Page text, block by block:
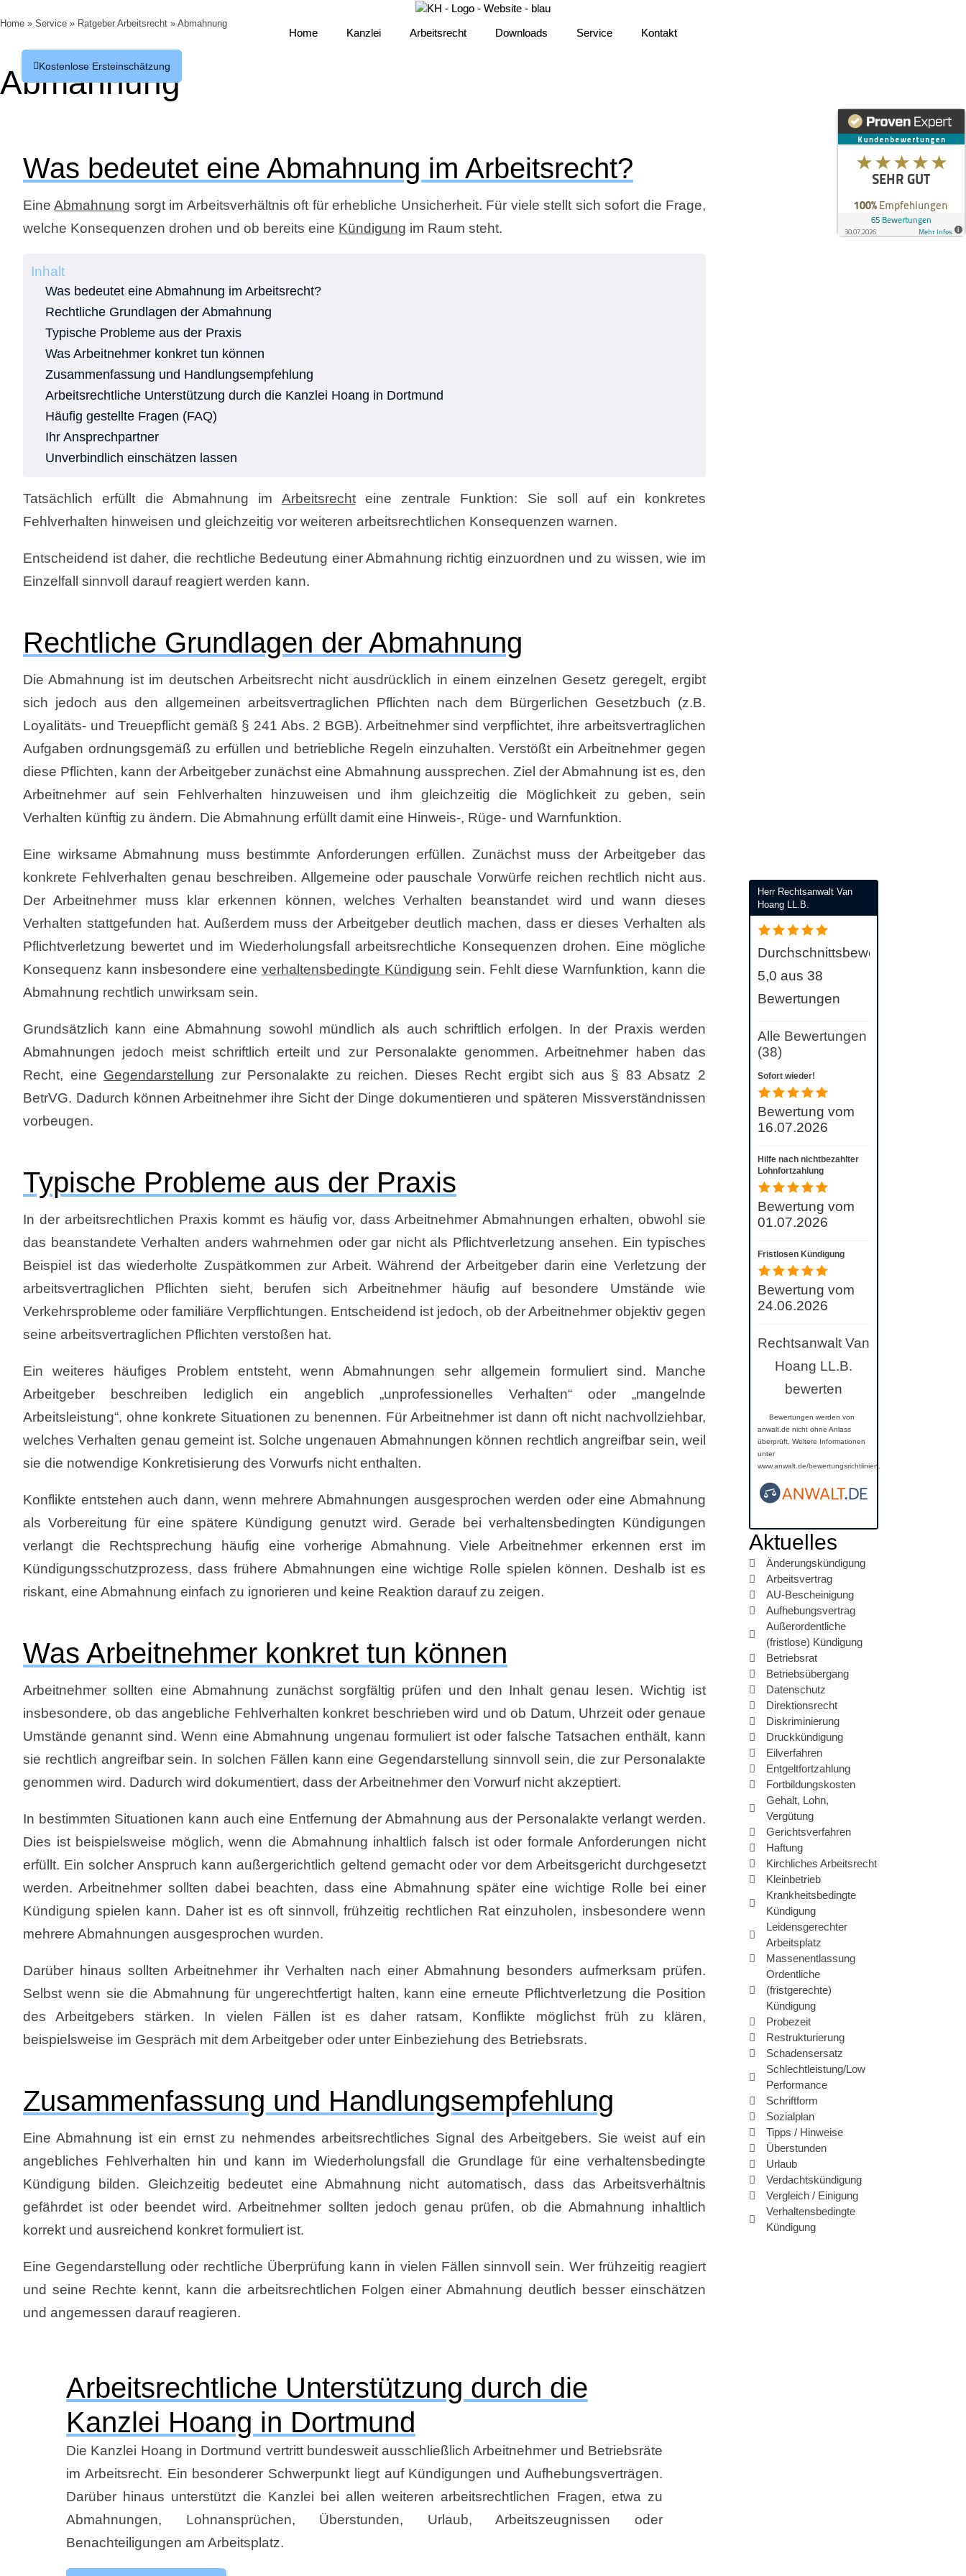
Home Kanzlei Arbeitsrecht Downloads Service Kontakt
Kostenlose Ersteinschätzung
Home Kanzlei Arbeitsrecht Downloads Service Kontakt
Kostenlose Ersteinschätzung
Home » Service » Ratgeber Arbeitsrecht » Abmahnung
Abmahnung
Was bedeutet eine Abmahnung im Arbeitsrecht?
EineAbmahnung sorgt im Arbeitsverhältnis oft für erhebliche Unsicherheit. Für viele stellt sich sofort die Frage,
welche Konsequenzen drohen und ob bereits eine Kündigung im Raum steht.
Inhalt
Was bedeutet eine Abmahnung im Arbeitsrecht?
Rechtliche Grundlagen der Abmahnung
Typische Probleme aus der Praxis
Was Arbeitnehmer konkret tun können
Zusammenfassung und Handlungsempfehlung
Arbeitsrechtliche Unterstützung durch die Kanzlei Hoang in Dortmund
Häufig gestellte Fragen (FAQ)
Ihr Ansprechpartner
Unverbindlich einschätzen lassen
Tatsächlich erfüllt die Abmahnung im Arbeitsrechteine zentrale Funktion: Sie soll auf ein konkretes
Fehlverhalten hinweisen und gleichzeitig vor weiteren arbeitsrechtlichen Konsequenzen warnen.
Entscheidend ist daher, die rechtliche Bedeutung einer Abmahnung richtig einzuordnen und zu wissen, wie im
Einzelfall sinnvoll darauf reagiert werden kann.
Rechtliche Grundlagen der Abmahnung
Die Abmahnung ist im deutschen Arbeitsrecht nicht ausdrücklich in einem einzelnen Gesetz geregelt, ergibt
sich jedoch aus den allgemeinen arbeitsvertraglichen Pflichten nach dem Bürgerlichen Gesetzbuch (z.B.
Loyalitäts- und Treuepflicht gemäß § 241 Abs. 2 BGB). Arbeitnehmer sind verpflichtet, ihre arbeitsvertraglichen
Aufgaben ordnungsgemäß zu erfüllen und betriebliche Regeln einzuhalten. Verstößt ein Arbeitnehmer gegen
diese Pflichten, kann der Arbeitgeber zunächst eine Abmahnung aussprechen. Ziel der Abmahnung ist es, den
Arbeitnehmer auf sein Fehlverhalten hinzuweisen und ihm gleichzeitig die Möglichkeit zu geben, sein
Verhalten künftig zu ändern. Die Abmahnung erfüllt damit eine Hinweis-, Rüge- und Warnfunktion.
Eine wirksame Abmahnung muss bestimmte Anforderungen erfüllen. Zunächst muss der Arbeitgeber das
konkrete Fehlverhalten genau beschreiben. Allgemeine oder pauschale Vorwürfe reichen rechtlich nicht aus.
Der Arbeitnehmer muss klar erkennen können, welches Verhalten beanstandet wird und wann dieses
Verhalten stattgefunden hat. Außerdem muss der Arbeitgeber deutlich machen, dass er dieses Verhalten als
Pflichtverletzung bewertet und im Wiederholungsfall arbeitsrechtliche Konsequenzen drohen. Eine mögliche
Konsequenz kann insbesondere eine verhaltensbedingte Kündigung sein. Fehlt diese Warnfunktion, kann die
Abmahnung rechtlich unwirksam sein.
Grundsätzlich kann eine Abmahnung sowohl mündlich als auch schriftlich erfolgen. In der Praxis werden
Abmahnungen jedoch meist schriftlich erteilt und zur Personalakte genommen. Arbeitnehmer haben das
Recht, eine Gegendarstellung zur Personalakte zu reichen. Dieses Recht ergibt sich aus § 83 Absatz 2
BetrVG. Dadurch können Arbeitnehmer ihre Sicht der Dinge dokumentieren und späteren Missverständnissen
vorbeugen.
Typische Probleme aus der Praxis
In der arbeitsrechtlichen Praxis kommt es häufig vor, dass Arbeitnehmer Abmahnungen erhalten, obwohl sie
das beanstandete Verhalten anders wahrnehmen oder gar nicht als Pflichtverletzung ansehen. Ein typisches
Beispiel ist das wiederholte Zuspätkommen zur Arbeit. Während der Arbeitgeber darin eine Verletzung der
arbeitsvertraglichen Pflichten sieht, berufen sich Arbeitnehmer häufig auf besondere Umstände wie
Verkehrsprobleme oder familiäre Verpflichtungen. Entscheidend ist jedoch, ob der Arbeitnehmer objektiv gegen
seine arbeitsvertraglichen Pflichten verstoßen hat.
Ein weiteres häufiges Problem entsteht, wenn Abmahnungen sehr allgemein formuliert sind. Manche
Arbeitgeber beschreiben lediglich ein angeblich „unprofessionelles Verhalten“ oder „mangelnde
Arbeitsleistung“, ohne konkrete Situationen zu benennen. Für Arbeitnehmer ist dann oft nicht nachvollziehbar,
welches Verhalten genau gemeint ist. Solche ungenauen Abmahnungen können rechtlich angreifbar sein, weil
sie die notwendige Konkretisierung des Vorwurfs nicht enthalten.
Konflikte entstehen auch dann, wenn mehrere Abmahnungen ausgesprochen werden oder eine Abmahnung
als Vorbereitung für eine spätere Kündigung genutzt wird. Gerade bei verhaltensbedingten Kündigungen
verlangt die Rechtsprechung häufig eine vorherige Abmahnung. Viele Arbeitnehmer erkennen erst im
Kündigungsschutzprozess, dass frühere Abmahnungen eine wichtige Rolle spielen können. Deshalb ist es
riskant, eine Abmahnung einfach zu ignorieren und keine Reaktion darauf zu zeigen.
Was Arbeitnehmer konkret tun können
Arbeitnehmer sollten eine Abmahnung zunächst sorgfältig prüfen und den Inhalt genau lesen. Wichtig ist
insbesondere, ob das angebliche Fehlverhalten konkret beschrieben wird und ob Datum, Uhrzeit oder genaue
Umstände genannt sind. Wenn eine Abmahnung ungenau formuliert ist oder falsche Tatsachen enthält, kann
sie rechtlich angreifbar sein. In solchen Fällen kann eine Gegendarstellung sinnvoll sein, die zur Personalakte
genommen wird. Dadurch wird dokumentiert, dass der Arbeitnehmer den Vorwurf nicht akzeptiert.
In bestimmten Situationen kann auch eine Entfernung der Abmahnung aus der Personalakte verlangt werden.
Dies ist beispielsweise möglich, wenn die Abmahnung inhaltlich falsch ist oder formale Anforderungen nicht
erfüllt. Ein solcher Anspruch kann außergerichtlich geltend gemacht oder vor dem Arbeitsgericht durchgesetzt
werden. Arbeitnehmer sollten dabei beachten, dass eine Abmahnung später eine wichtige Rolle bei einer
Kündigung spielen kann. Daher ist es oft sinnvoll, frühzeitig rechtlichen Rat einzuholen, insbesondere wenn
mehrere Abmahnungen ausgesprochen wurden.
Darüber hinaus sollten Arbeitnehmer ihr Verhalten nach einer Abmahnung besonders aufmerksam prüfen.
Selbst wenn sie die Abmahnung für ungerechtfertigt halten, kann eine erneute Pflichtverletzung die Position
des Arbeitgebers stärken. In vielen Fällen ist es daher ratsam, Konflikte möglichst früh zu klären,
beispielsweise im Gespräch mit dem Arbeitgeber oder unter Einbeziehung des Betriebsrats.
Zusammenfassung und Handlungsempfehlung
Eine Abmahnung ist ein ernst zu nehmendes arbeitsrechtliches Signal des Arbeitgebers. Sie weist auf ein
angebliches Fehlverhalten hin und kann im Wiederholungsfall die Grundlage für eine verhaltensbedingte
Kündigung bilden. Gleichzeitig bedeutet eine Abmahnung nicht automatisch, dass das Arbeitsverhältnis
gefährdet ist oder beendet wird. Arbeitnehmer sollten jedoch genau prüfen, ob die Abmahnung inhaltlich
korrekt und ausreichend konkret formuliert ist.
Eine Gegendarstellung oder rechtliche Überprüfung kann in vielen Fällen sinnvoll sein. Wer frühzeitig reagiert
und seine Rechte kennt, kann die arbeitsrechtlichen Folgen einer Abmahnung deutlich besser einschätzen
und angemessen darauf reagieren.
Arbeitsrechtliche Unterstützung durch die
Kanzlei Hoang in Dortmund
Die Kanzlei Hoang in Dortmund vertritt bundesweit ausschließlich Arbeitnehmer und Betriebsräte
im Arbeitsrecht. Ein besonderer Schwerpunkt liegt auf Kündigungen und Aufhebungsverträgen.
Darüber hinaus unterstützt die Kanzlei bei allen weiteren arbeitsrechtlichen Fragen, etwa zu
Abmahnungen, Lohnansprüchen, Überstunden, Urlaub, Arbeitszeugnissen oder
Benachteiligungen am Arbeitsplatz.
Herr Rechtsanwalt Van
Hoang LL.B.
Durchschnittsbewertung
5,0 aus 38
Bewertungen
Alle Bewertungen
(38)
Sofort wieder!
Bewertung vom
16.07.2026
Hilfe nach nichtbezahlter
Lohnfortzahlung
Bewertung vom
01.07.2026
Fristlosen Kündigung
Bewertung vom
24.06.2026
Rechtsanwalt Van
Hoang LL.B.
bewerten
Bewertungen werden von
anwalt.de nicht ohne Anlass
überprüft. Weitere Informationen
unter
www.anwalt.de/bewertungsrichtlinien
Aktuelles
Änderungskündigung
Arbeitsvertrag
AU-Bescheinigung
Aufhebungsvertrag
Außerordentliche
(fristlose) Kündigung
Betriebsrat
Betriebsübergang
Datenschutz
Direktionsrecht
Diskriminierung
Druckkündigung
Eilverfahren
Entgeltfortzahlung
Fortbildungskosten
Gehalt, Lohn,
Vergütung
Gerichtsverfahren
Haftung
Kirchliches Arbeitsrecht
Kleinbetrieb
Krankheitsbedingte
Kündigung
Leidensgerechter
Arbeitsplatz
Massenentlassung
Ordentliche
(fristgerechte)
Kündigung
Probezeit
Restrukturierung
Schadensersatz
Schlechtleistung/Low
Performance
Schriftform
Sozialplan
Tipps / Hinweise
Überstunden
Urlaub
Verdachtskündigung
Vergleich / Einigung
Verhaltensbedingte
Kündigung